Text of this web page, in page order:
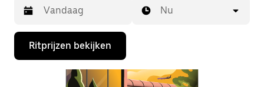
Druk
de
Nu
Ritprijzen bekijken